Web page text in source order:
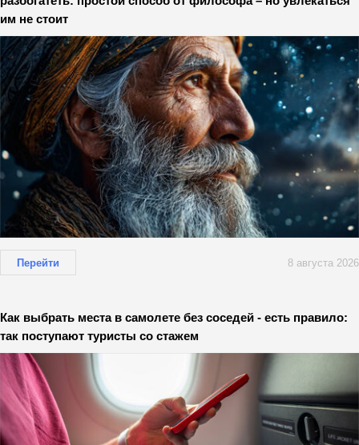
им не стоит
Перейти 8 августа 2026
Как выбрать места в самолете без соседей - есть правило:
так поступают туристы со стажем